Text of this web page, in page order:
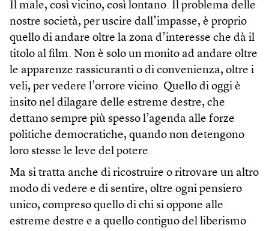
Il male, così vicino, così lontano. Il problema delle
nostre società, per uscire dall’impasse, è proprio
quello di andare oltre la zona d’interesse che dà il
titolo al film. Non è solo un monito ad andare oltre
le apparenze rassicuranti o di convenienza, oltre i
veli, per vedere l’orrore vicino. Quello di oggi è
insito nel dilagare delle estreme destre, che
dettano sempre più spesso l’agenda alle forze
politiche democratiche, quando non detengono
loro stesse le leve del potere.
Ma si tratta anche di ricostruire o ritrovare un altro
modo di vedere e di sentire, oltre ogni pensiero
unico, compreso quello di chi si oppone alle
estreme destre e a quello contiguo del liberismo